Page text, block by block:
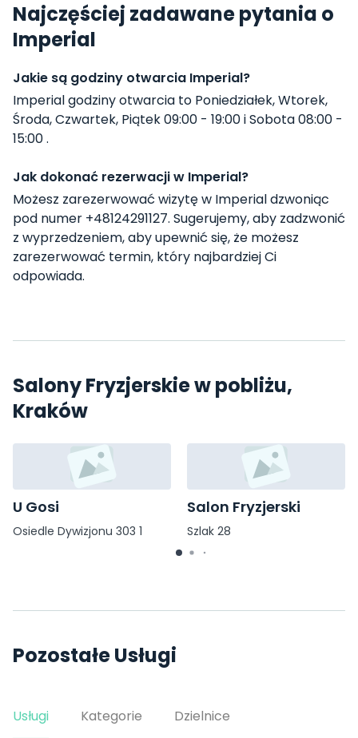
Najczęściej zadawane pytania o
Imperial
Jakie są godziny otwarcia Imperial?
Imperial godziny otwarcia to Poniedziałek, Wtorek,
Środa, Czwartek, Piątek 09:00 - 19:00 i Sobota 08:00 -
15:00 .
Jak dokonać rezerwacji w Imperial?
Możesz zarezerwować wizytę w Imperial dzwoniąc
pod numer +48124291127. Sugerujemy, aby zadzwonić
z wyprzedzeniem, aby upewnić się, że możesz
zarezerwować termin, który najbardziej Ci
odpowiada.
Salony Fryzjerskie w pobliżu,
Kraków
U Gosi
Osiedle Dywizjonu 303 1
Salon Fryzjerski
Szlak 28
Pozostałe Usługi
Usługi Kategorie Dzielnice